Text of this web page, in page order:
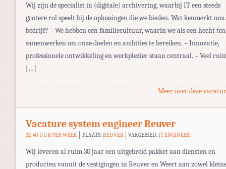
Wij zijn dé specialist in (digitale) archivering, waarbij IT een steeds
grotere rol speelt bij de oplossingen die we bieden. Wat kenmerkt ons
bedrijf? – We hebben een familiecultuur, waarin we als een hecht
samenwerken om onze doelen en ambities te bereiken. – Innovatie,
professionele ontwikkeling en werkplezier staan centraal. – Veel
[…]
Meer over deze
Vacature system engineer Reuver
32-40 UUR PER WEEK PLAATS: REUVER VAKGEBIED:IT ENGINEER
Wij leveren al ruim 30 jaar een uitgebreid pakket aan diensten en
producten vanuit de vestigingen in Reuver en Weert aan zowel